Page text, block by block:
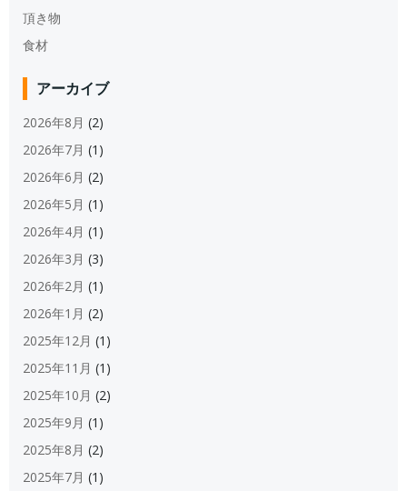
頂き物
食材
アーカイブ
2026年8月 (2)
2026年7月 (1)
2026年6月 (2)
2026年5月 (1)
2026年4月 (1)
2026年3月 (3)
2026年2月 (1)
2026年1月 (2)
2025年12月 (1)
2025年11月 (1)
2025年10月 (2)
2025年9月 (1)
2025年8月 (2)
2025年7月 (1)